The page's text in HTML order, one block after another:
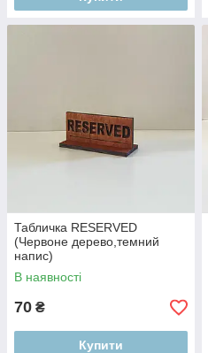
Табличка RESERVED
(Червоне дерево,темний
напис)
В наявності
70 ₴
Купити